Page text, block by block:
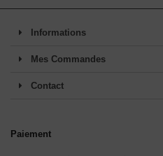
Informations
Mes Commandes
Contact
Paiement